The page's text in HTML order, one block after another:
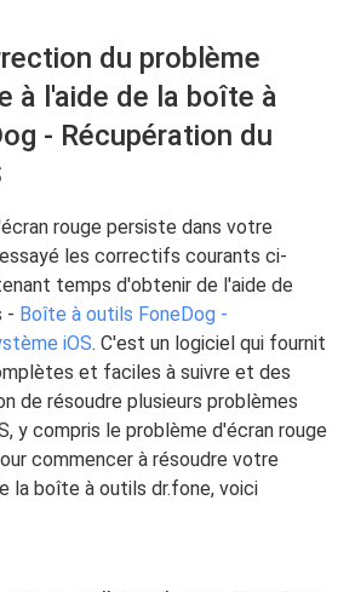
du problème
à l'aide de la boîte à
- Récupération du
rouge persiste dans votre
les correctifs courants ci-
temps d'obtenir de l'aide de
- Boîte à outils FoneDog -
iOS. C'est un logiciel qui fournit
et faciles à suivre et des
de résoudre plusieurs problèmes
y compris le problème d'écran rouge
commencer à résoudre votre
la boîte à outils dr.fone, voici